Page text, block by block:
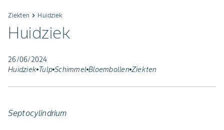
Ziekten keyboard_arrow_right Huidziek
Huidziek
26/06/2024
Huidziek Tulp Schimmel Bloembollen Ziekten
Septocylindrium